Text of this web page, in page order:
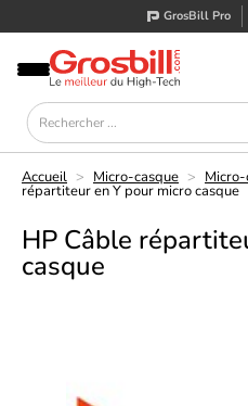
GrosBill Pro
Accueil > Micro-casque >
répartiteur en Y pour micro casque
HP Câble
casque